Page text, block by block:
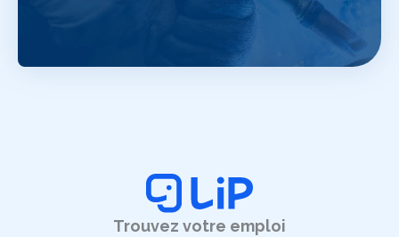
Trouvez votre emploi